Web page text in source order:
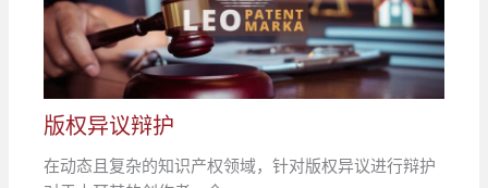
版权异议辩护
在动态且复杂的知识产权领域，针对版权异议进行辩护